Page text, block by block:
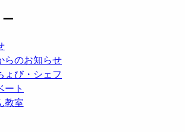
らのお知らせ
ょび・シェフ
ート
教室